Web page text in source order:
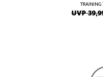
TRAINING
UVP